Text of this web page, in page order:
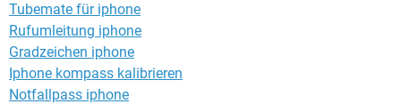
Tubemate für iphone
Rufumleitung iphone
Gradzeichen iphone
Iphone kompass kalibrieren
Notfallpass iphone